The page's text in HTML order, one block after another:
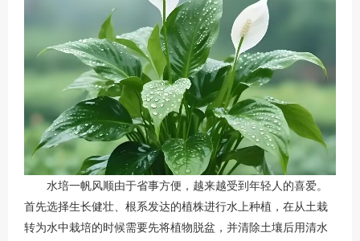
水培一帆风顺由于省事方便，越来越受到年轻人的喜爱。
首先选择生长健壮、根系发达的植株进行水上种植，在从土栽
转为水中栽培的时候需要先将植物脱盆，并清除土壤后用清水